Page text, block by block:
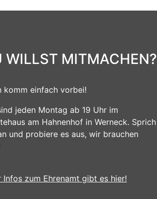
WILLST MITMACHEN?
komm einfach vorbei!
jeden Montag ab 19 Uhr im
am Hahnenhof in Werneck. Sprich
und probiere es aus, wir brauchen
Infos zum Ehrenamt gibt es hier!